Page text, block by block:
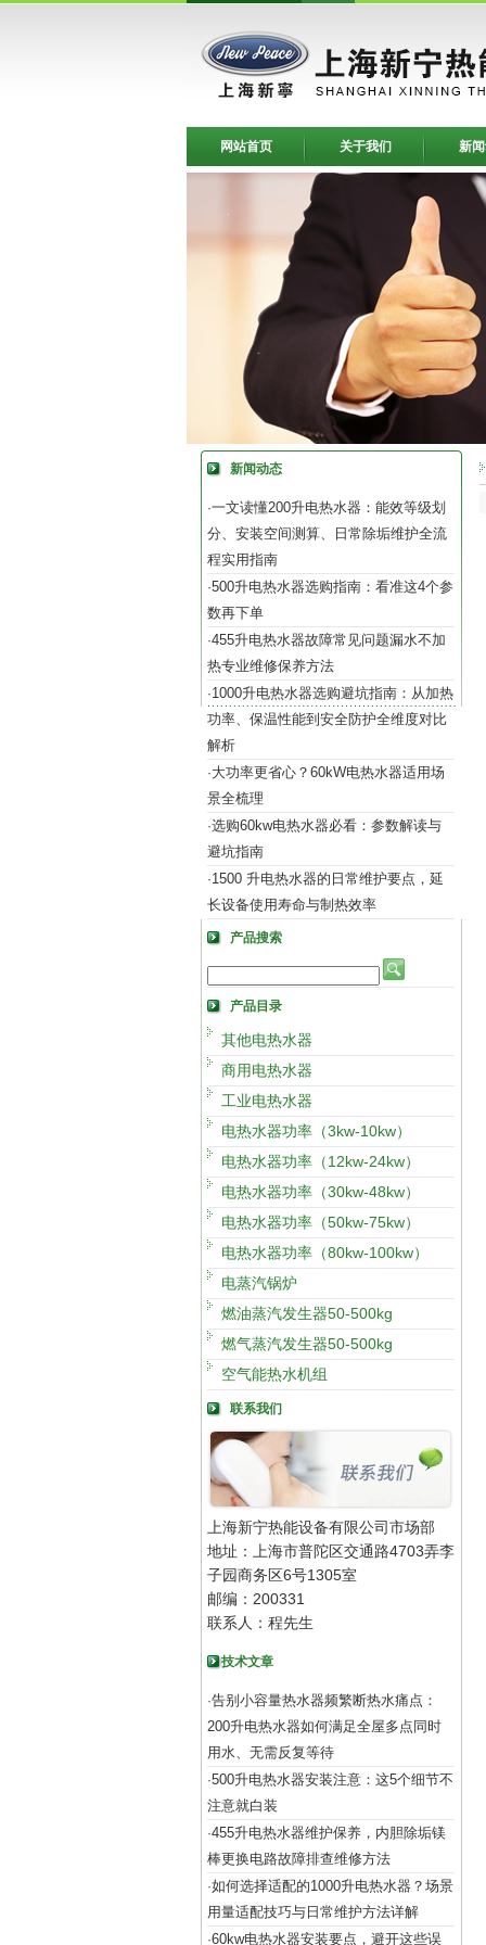
网站首页 关于我们 新
新闻动态
·一文读懂200升电热水器：能效等级划
分、安装空间测算、日常除垢维护全流
程实用指南
·500升电热水器选购指南：看准这4个参
数再下单
·455升电热水器故障常见问题漏水不加
热专业维修保养方法
·1000升电热水器选购避坑指南：从加热
功率、保温性能到安全防护全维度对比
解析
·大功率更省心？60kW电热水器适用场
景全梳理
·选购60kw电热水器必看：参数解读与
避坑指南
·1500 升电热水器的日常维护要点，延
长设备使用寿命与制热效率
产品搜索
产品目录
其他电热水器
商用电热水器
工业电热水器
电热水器功率（3kw-10kw）
电热水器功率（12kw-24kw）
电热水器功率（30kw-48kw）
电热水器功率（50kw-75kw）
电热水器功率（80kw-100kw）
电蒸汽锅炉
燃油蒸汽发生器50-500kg
燃气蒸汽发生器50-500kg
空气能热水机组
联系我们
上海新宁热能设备有限公司市场部
地址：上海市普陀区交通路4703弄李
子园商务区6号1305室
邮编：200331
联系人：程先生
技术文章
·告别小容量热水器频繁断热水痛点：
200升电热水器如何满足全屋多点同时
用水、无需反复等待
·500升电热水器安装注意：这5个细节不
注意就白装
·455升电热水器维护保养，内胆除垢镁
棒更换电路故障排查维修方法
·如何选择适配的1000升电热水器？场景
用量适配技巧与日常维护方法详解
·60kw电热水器安装要点，避开这些误